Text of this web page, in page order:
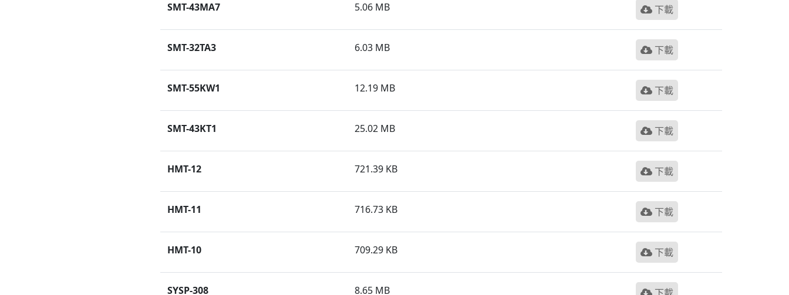
SMT-43MA7 5.06 MB 下載
SMT-32TA3 6.03 MB 下載
SMT-55KW1 12.19 MB 下載
SMT-43KT1 25.02 MB 下載
HMT-12 721.39 KB 下載
HMT-11 716.73 KB 下載
HMT-10 709.29 KB 下載
SYSP-308 8.65 MB